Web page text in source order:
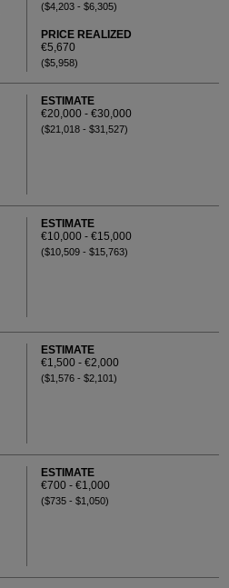
($4,203 - $6,305)
PRICE REALIZED
€5,670
($5,958)
ESTIMATE
€20,000 - €30,000
($21,018 - $31,527)
ESTIMATE
€10,000 - €15,000
($10,509 - $15,763)
ESTIMATE
€1,500 - €2,000
($1,576 - $2,101)
ESTIMATE
€700 - €1,000
($735 - $1,050)